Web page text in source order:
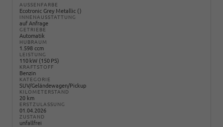
AUSSENFARBE
Ecotronic Grey Metallic ()
INNENAUSSTATTUNG
auf Anfrage
GETRIEBE
Automatik
HUBRAUM
1.598 ccm
LEISTUNG
110 kW (150 PS)
KRAFTSTOFF
Benzin
KATEGORIE
SUV/Geländewagen/Pickup
KILOMETERSTAND
20 km
ERSTZULASSUNG
01.04.2026
ZUSTAND
unfallfrei